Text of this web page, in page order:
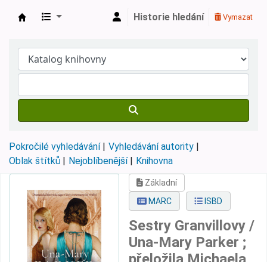
Historie hledání Vymazat
Pokročilé vyhledávání
Vyhledávání autority
Oblak štítků
Nejoblíbenější Knihovna
Základní
MARC
ISBD
Sestry Granvillovy /
Una-Mary Parker ;